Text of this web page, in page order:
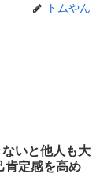
トムやん
いと他人も大
肯定感を高め